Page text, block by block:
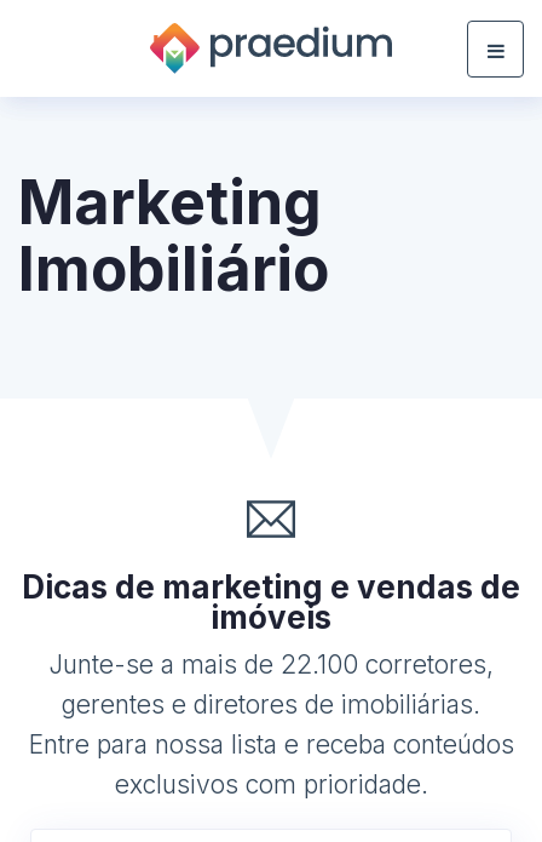
Marketing
Imobiliário
Dicas de marketing e vendas de
imóveis
Junte-se a mais de 22.100 corretores,
gerentes e diretores de imobiliárias.
Entre para nossa lista e receba conteúdos
exclusivos com prioridade.